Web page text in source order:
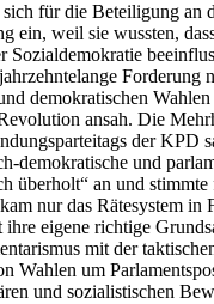
sich für die Beteiligung an
ein, weil sie wussten,
Sozialdemokratie
Forderung
demokratischen
ansah. Die
der KPD
demokratische und
überholt“ an und
nur das Rätesystem in
ihre eigene richtige
mit der
Wahlen um
und sozialistischen